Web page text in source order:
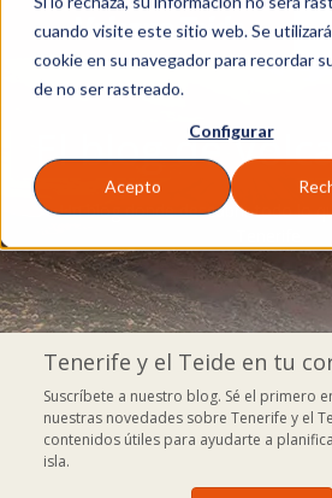
cuando visite este sitio web. Se
cookie en su navegador para recordar
de no ser rastreado.
Configurar
Acepto
El blog de
Un blog donde descubrir todo lo
Tenerife y el Teide en tu
Suscríbete a nuestro blog. Sé el primero
nuestras novedades sobre Tenerife y el
contenidos útiles para ayudarte a
isla.